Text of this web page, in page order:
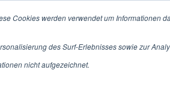
Cookies werden verwendet um Informationen
des Surf-Erlebnisses sowie zur
nicht aufgezeichnet.
Über Uns